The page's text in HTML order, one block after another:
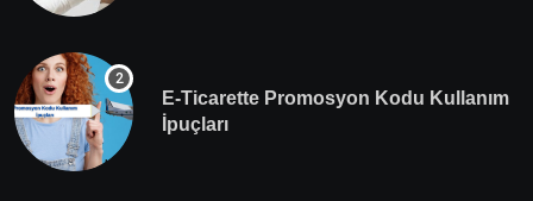
E-Ticarette Promosyon Kodu Kullanım
İpuçları